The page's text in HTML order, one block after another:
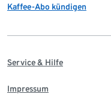
Kaffee-Abo kündigen
Service & Hilfe
Impressum